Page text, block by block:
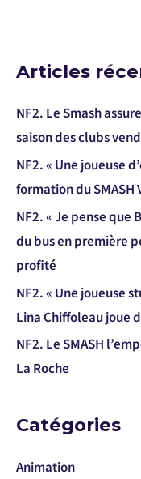
Articles
NF2. Le Smash
saison des clubs
NF2. « Une joueuse
formation du SMASH
NF2. « Je pense que
du bus en première
profité
NF2. « Une joueuse
Lina Chiffoleau joue
NF2. Le SMASH
La Roche
Catégories
Animation